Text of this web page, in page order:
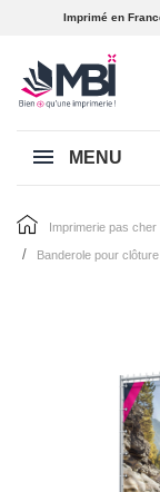
Imprimé en
MENU
imprimerie pas cher
banderole pour